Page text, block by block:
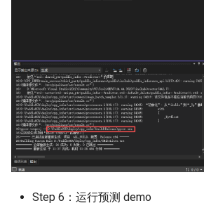
Step 6：运行预测 demo